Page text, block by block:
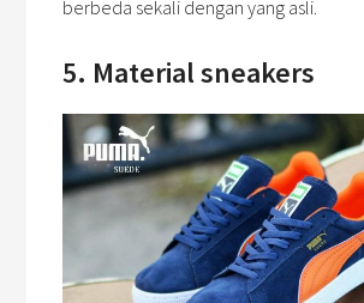
berbeda sekali dengan yang asli.
5. Material sneakers